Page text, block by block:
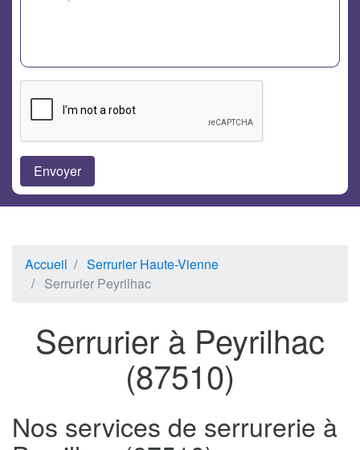
Accueil
Serrurier Haute-Vienne
Serrurier Peyrilhac
Serrurier à Peyrilhac
(87510)
Nos services de serrurerie à